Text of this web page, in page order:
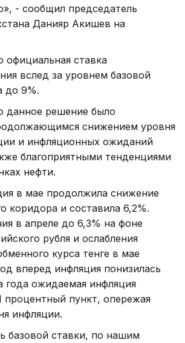
- сообщил председатель
Данияр Акишев на
официальная ставка
вслед за уровнем базовой
до 9%.
данное решение было
снижением уровня
и инфляционных ожиданий
благоприятными тенденциями
нефти.
в мае продолжила снижение
коридора и составила 6,2%.
в апреле до 6,3% на фоне
рубля и ослабления
курса тенге в мае
вперед инфляция понизилась
года ожидаемая инфляция
процентный пункт, опережая
инфляции.
базовой ставки, по нашим